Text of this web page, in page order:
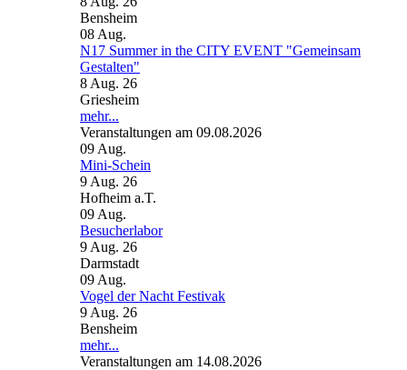
Bensheim
08 Aug.
N17 Summer in the CITY EVENT "Gemeinsam
Gestalten"
8 Aug. 26
Griesheim
mehr...
Veranstaltungen am 09.08.2026
09 Aug.
Mini-Schein
9 Aug. 26
Hofheim a.T.
09 Aug.
Besucherlabor
9 Aug. 26
Darmstadt
09 Aug.
Vogel der Nacht Festivak
9 Aug. 26
Bensheim
mehr...
Veranstaltungen am 14.08.2026